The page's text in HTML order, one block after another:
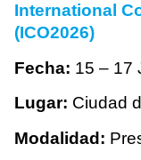
International
(ICO2026)
Fecha: 15 – 17
Lugar: Ciudad
Modalidad: